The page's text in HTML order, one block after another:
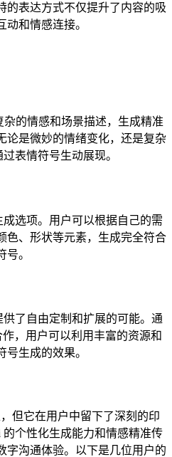
的表达方式不仅提升了内容的吸
和情感连接。
的情感和场景描述，生成精准
论是微妙的情绪变化，还是复杂
表情符号生动展现。
选项。用户可以根据自己的需
色、形状等元素，生成完全符合
。
了自由定制和扩展的可能。通
作，用户可以利用丰富的资源和
生成的效果。
但它在用户中留下了深刻的印
个性化生成能力和情感精准传
字沟通体验。以下是几位用户的